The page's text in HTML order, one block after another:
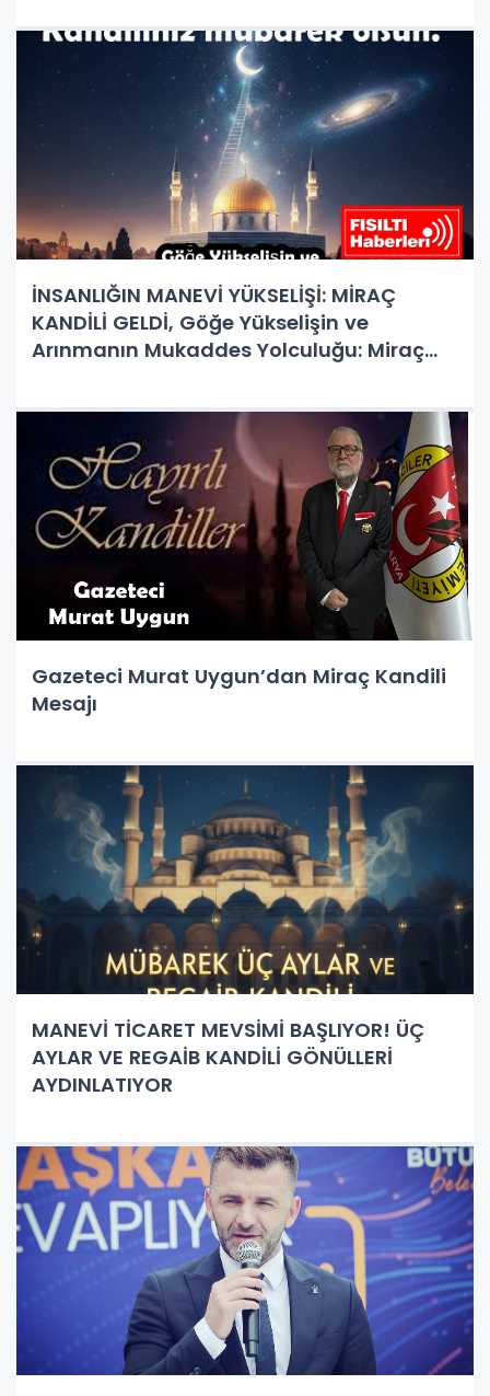
İNSANLIĞIN MANEVİ YÜKSELİŞİ: MİRAÇ
KANDİLİ GELDİ, Göğe Yükselişin ve
Arınmanın Mukaddes Yolculuğu: Miraç
Gazeteci Murat Uygun’dan Miraç Kandili
Mesajı
MANEVİ TİCARET MEVSİMİ BAŞLIYOR! ÜÇ
AYLAR VE REGAİB KANDİLİ GÖNÜLLERİ
AYDINLATIYOR